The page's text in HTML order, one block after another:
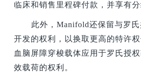
临床和销售里程碑付款，并享有分
此外，Manifold还保留与罗
开发的权利，以换取更高的特许
血脑屏障穿梭载体应用于罗氏授
效载荷的权利。